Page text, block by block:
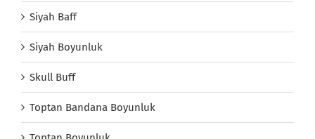
Siyah Baff
Siyah Boyunluk
Skull Buff
Toptan Bandana Boyunluk